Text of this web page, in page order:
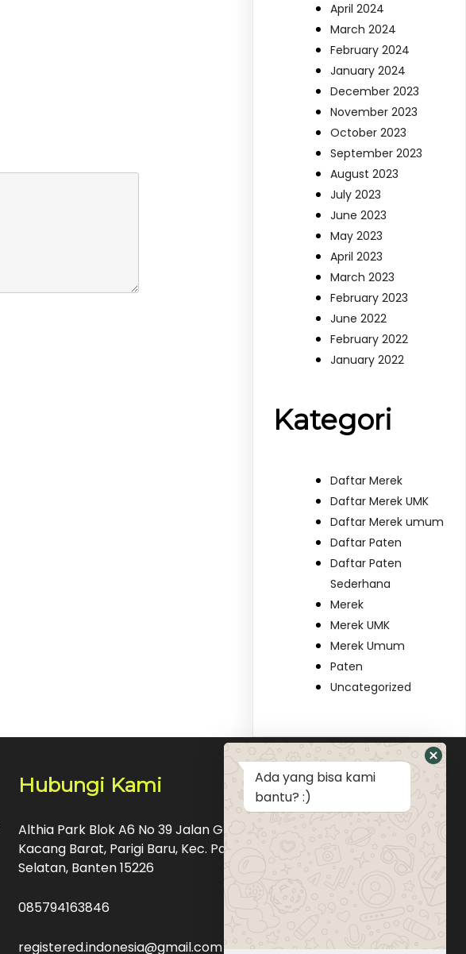
April 2024
March 2024
February 2024
January 2024
December 2023
November 2023
October 2023
September 2023
August 2023
July 2023
June 2023
May 2023
April 2023
March 2023
February 2023
June 2022
February 2022
January 2022
Kategori
Daftar Merek
Daftar Merek UMK
Daftar Merek umum
Daftar Paten
Daftar Paten
Sederhana
Merek
Merek UMK
Merek Umum
Paten
Uncategorized
Hubungi Kami
Althia Park Blok A6 No 39 Jalan Graha Raya Bintaro Pondok
Kacang Barat, Parigi Baru, Kec. Pd. Aren, Kota Tangerang
Selatan, Banten 15226
085794163846
registered.indonesia@gmail.com
Ada yang bisa kami
bantu? :)